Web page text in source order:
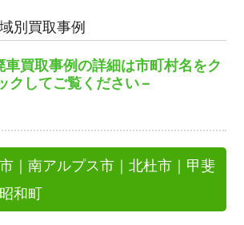
別買取事例
車買取事例の詳細は市町村名をク
クしてご覧ください –
｜南アルプス市 ｜北杜市 ｜ 甲斐
昭和町